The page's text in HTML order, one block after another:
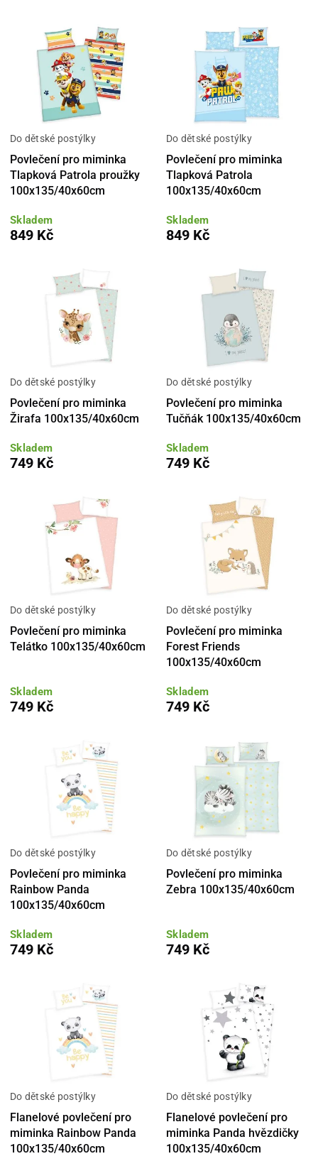
Do dětské postýlky
Povlečení pro miminka
Tlapková Patrola proužky
100x135/40x60cm
Skladem
849 Kč
Do dětské postýlky
Povlečení pro miminka
Tlapková Patrola
100x135/40x60cm
Skladem
849 Kč
Do dětské postýlky
Povlečení pro miminka
Žirafa 100x135/40x60cm
Skladem
749 Kč
Do dětské postýlky
Povlečení pro miminka
Tučňák 100x135/40x60cm
Skladem
749 Kč
Do dětské postýlky
Povlečení pro miminka
Telátko 100x135/40x60cm
Skladem
749 Kč
Do dětské postýlky
Povlečení pro miminka
Forest Friends
100x135/40x60cm
Skladem
749 Kč
Do dětské postýlky
Povlečení pro miminka
Rainbow Panda
100x135/40x60cm
Skladem
749 Kč
Do dětské postýlky
Povlečení pro miminka
Zebra 100x135/40x60cm
Skladem
749 Kč
Do dětské postýlky
Flanelové povlečení pro
miminka Rainbow Panda
100x135/40x60cm
Do dětské postýlky
Flanelové povlečení pro
miminka Panda hvězdičky
100x135/40x60cm